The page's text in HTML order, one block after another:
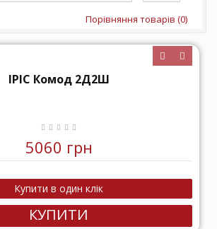
Порівняння товарів (0)
ІРІС Комод 2Д2Ш
5060 грн
КУПИТИ